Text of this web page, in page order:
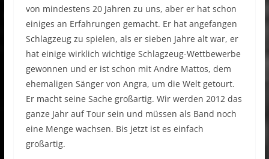
von mindestens 20 Jahren zu uns, aber er hat schon
einiges an Erfahrungen gemacht. Er hat angefangen
Schlagzeug zu spielen, als er sieben Jahre alt war, er
hat einige wirklich wichtige Schlagzeug-Wettbewerbe
gewonnen und er ist schon mit Andre Mattos, dem
ehemaligen Sänger von Angra, um die Welt getourt.
Er macht seine Sache großartig. Wir werden 2012 das
ganze Jahr auf Tour sein und müssen als Band noch
eine Menge wachsen. Bis jetzt ist es einfach
großartig.